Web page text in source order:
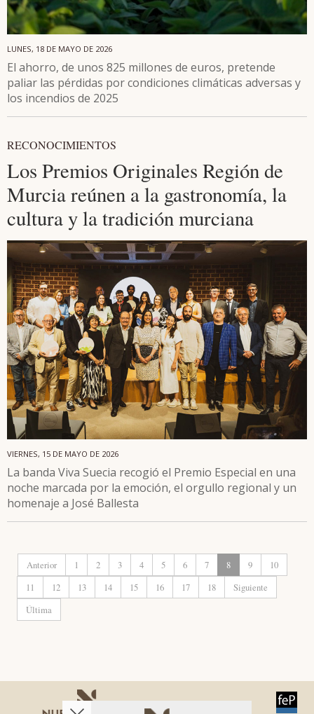
LUNES, 18 DE MAYO DE 2026
El ahorro, de unos 825 millones de euros, pretende
paliar las pérdidas por condiciones climáticas adversas y
los incendios de 2025
RECONOCIMIENTOS
Los Premios Originales Región de
Murcia reúnen a la gastronomía, la
cultura y la tradición murciana
VIERNES, 15 DE MAYO DE 2026
La banda Viva Suecia recogió el Premio Especial en una
noche marcada por la emoción, el orgullo regional y un
homenaje a José Ballesta
Anterior 1 2 3 4 5 6 7 8 9
10
11
12 13 14 15 16 17 18
Siguiente
Última